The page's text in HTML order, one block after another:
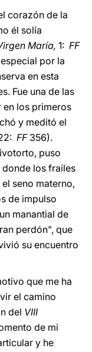
corazón de la
él solía
María, 1: FF
por la
en esta
Fue una de las
en los primeros
y meditó el
FF356).
puso
donde los frailes
seno materno,
de impulso
manantial de
perdón", que
su encuentro
que me ha
el camino
del VIII
de mi
y he